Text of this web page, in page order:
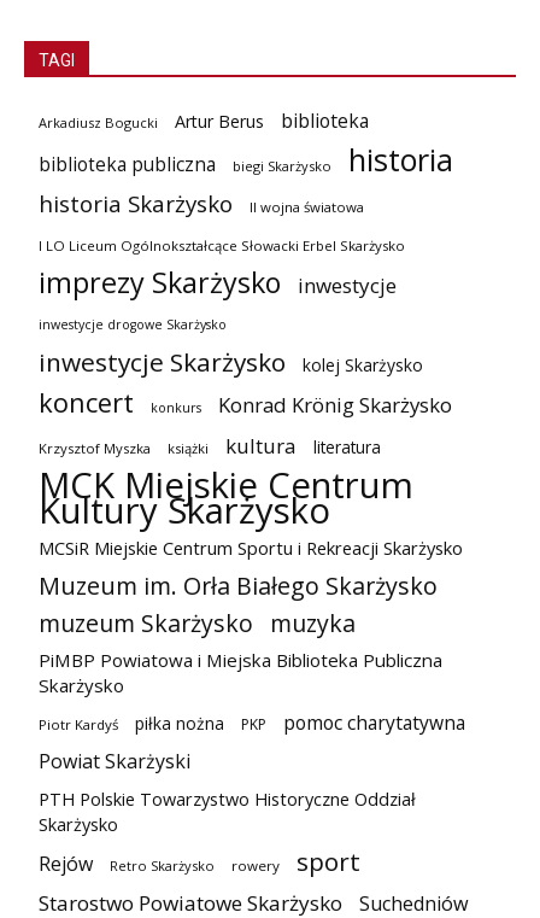
TAGI
Arkadiusz Bogucki Artur Berus
biblioteka
biblioteka publiczna
biegi Skarżysko historia
historia Skarżysko II wojna światowa
I LO Liceum Ogólnokształcące Słowacki Erbel Skarżysko
imprezy Skarżysko inwestycje
inwestycje drogowe Skarżysko
inwestycje Skarżysko kolej Skarżysko
koncert konkurs Konrad Krönig Skarżysko
Krzysztof Myszka książki kultura literatura
MCK Miejskie Centrum
Kultury Skarżysko
MCSiR Miejskie Centrum Sportu i Rekreacji Skarżysko
Muzeum im. Orła Białego Skarżysko
muzeum Skarżysko
muzyka
PiMBP Powiatowa i Miejska Biblioteka Publiczna
Skarżysko
Piotr Kardyś piłka nożna PKP
pomoc charytatywna
Powiat Skarżyski
PTH Polskie Towarzystwo Historyczne Oddział
Skarżysko
Rejów Retro Skarżysko rowery sport
Starostwo Powiatowe Skarżysko Suchedniów